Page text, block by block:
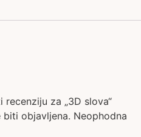
za „3D slova“
biti objavljena. Neophodna